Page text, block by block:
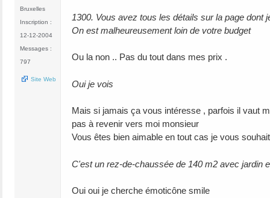
Bruxelles
Inscription :
12-12-2004
Messages :
797
Site Web
1300. Vous avez tous les détails sur la page dont
On est malheureusement loin de votre budget
Ou la non .. Pas du tout dans mes prix .
Oui je vois
Mais si jamais ça vous intéresse , parfois il vaut
pas à revenir vers moi monsieur
Vous êtes bien aimable en tout cas je vous
C'est un rez-de-chaussée de 140 m2 avec jardin
Oui oui je cherche émoticône smile